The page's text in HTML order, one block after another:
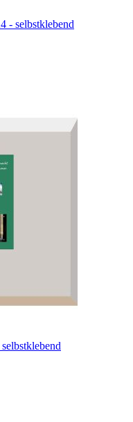
- selbstklebend